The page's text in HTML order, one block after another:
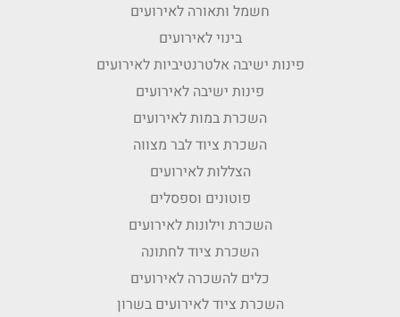
חשמל ותאורה לאירועים
בינוי לאירועים
פינות ישיבה אלטרנטיביות לאירועים
פינות ישיבה לאירועים
השכרת במות לאירועים
השכרת ציוד לבר מצווה
הצללות לאירועים
פוטונים וספסלים
השכרת וילונות לאירועים
השכרת ציוד לחתונה
כלים להשכרה לאירועים
השכרת ציוד לאירועים בשרון